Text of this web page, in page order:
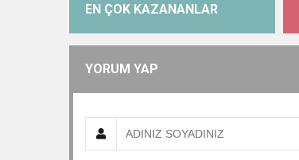
EN ÇOK KAZANANLAR
YORUM YAP